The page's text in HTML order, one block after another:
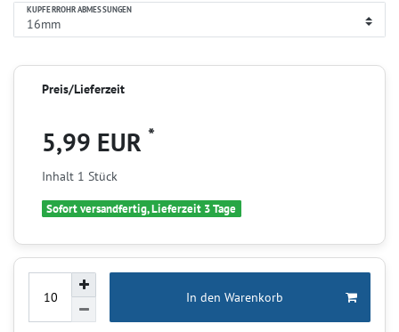
KUPFERROHR ABMESSUNGEN
Preis/Lieferzeit
5,99 EUR *
Inhalt 1 Stück
Sofort versandfertig, Lieferzeit 3 Tage
In den Warenkorb